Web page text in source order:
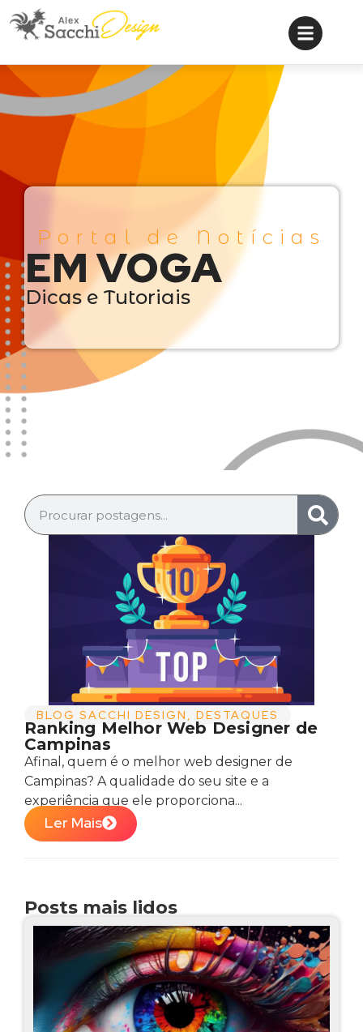
Portal de Notícias
EM VOGA
Dicas e Tutoriais
BLOG SACCHI DESIGN , DESTAQUES
Ranking Melhor Web Designer de
Campinas
Afinal, quem é o melhor web designer de
Campinas? A qualidade do seu site e a
experiência que ele proporciona...
Ler Mais
Posts mais lidos